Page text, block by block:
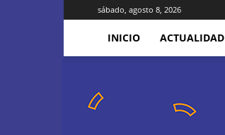
sábado, agosto 8, 2026
INICIO ACTUALIDAD